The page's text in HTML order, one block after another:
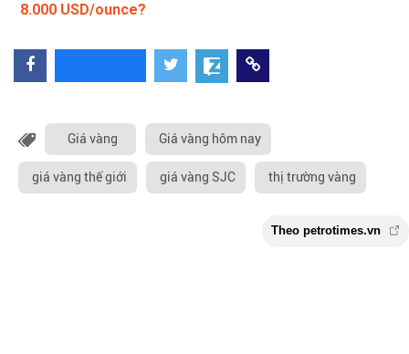
8.000 USD/ounce?
Giá vàng Giá vàng hôm nay
giá vàng thế giới giá vàng SJC thị trường vàng